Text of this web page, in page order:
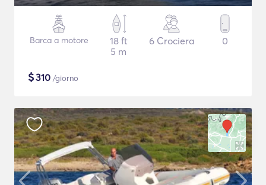
Barca a motore
18 ft
5 m
6 Crociera 0
$310 /giorno